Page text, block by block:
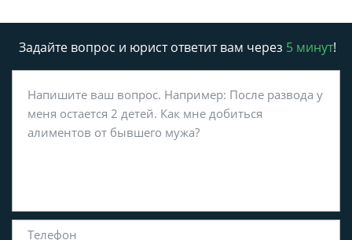
Задайте вопрос и юрист ответит вам через 5 минут!